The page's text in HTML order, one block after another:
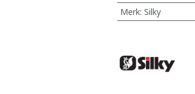
Merk: Silky